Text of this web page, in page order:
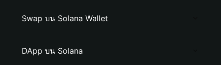
Swap บน Solana Wallet
DApp บน Solana